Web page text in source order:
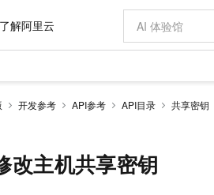
了解阿里云
开发参考 API参考 API目录
共享密钥
主机共享密钥
大模型
云数据库
译排版一步到位
任务时代开源旗舰模型 即刻拥有
益
创新助力计划
补贴，加速一人公司成长
AI 场景体
AI 电商营销
算价格
，释放技术红利
配置报价
基础软件
CentOS
伴
认证中心
工作台
产品伙伴
云存储合作
务
台
阿里云认证
训练营
市场活动
云栖大会